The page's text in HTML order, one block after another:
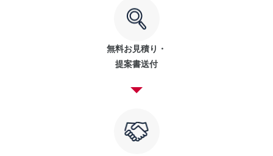
無料お見積り・
提案書送付